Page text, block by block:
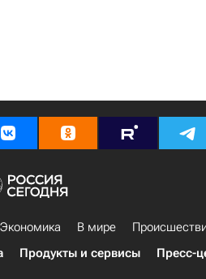
Экономика В мире
Продукты и сервисы Пресс-